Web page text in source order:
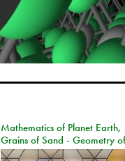
Mathematics of Planet Earth,
Grains of Sand - Geometry